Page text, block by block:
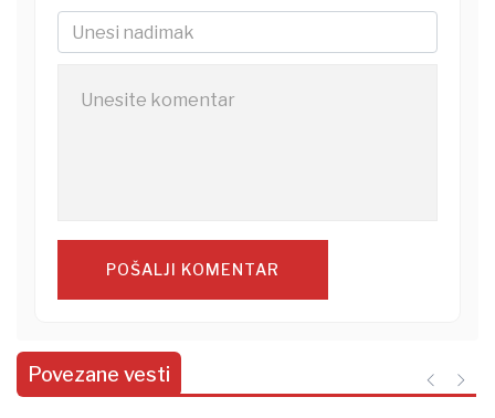
POŠALJI KOMENTAR
Povezane vesti